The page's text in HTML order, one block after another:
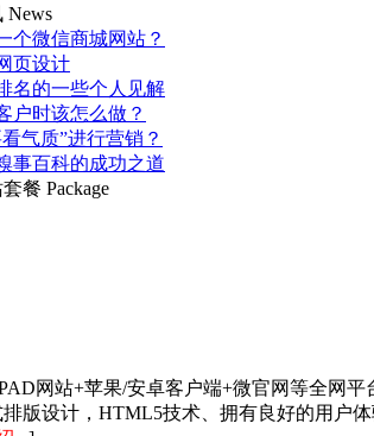
News
个微信商城网站？
页设计
名的一些个人见解
户时该怎么做？
气质”进行营销？
事百科的成功之道
餐 Package
网站+苹果/安卓客户端+微官网等全网平
版设计，HTML5技术、拥有良好的用户